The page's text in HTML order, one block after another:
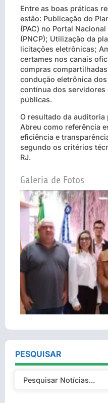
Entre as boas práticas
estão: Publicação do
(PAC) no Portal
(PNCP); Utilização da
licitações eletrônicas;
certames nos canais
compras
condução eletrônica
contínua dos
públicas.
O resultado da
Abreu como referência
eficiência e
segundo os critérios
RJ.
Galeria de Fotos
PESQUISAR